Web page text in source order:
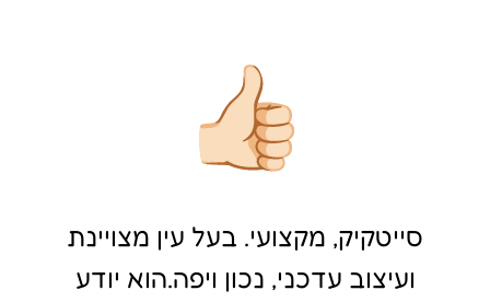
סייטקיק, מקצועי. בעל עין מצויינת
ועיצוב עדכני, נכון ויפה.הוא יודע